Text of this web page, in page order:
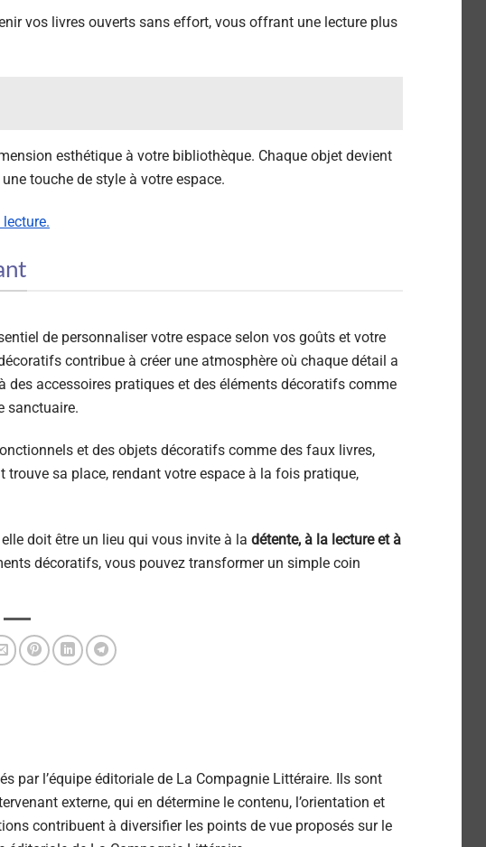
vos livres ouverts sans effort, vous offrant une lecture plus
esthétique à votre bibliothèque. Chaque objet devient
touche de style à votre espace.
de personnaliser votre espace selon vos goûts et votre
contribue à créer une atmosphère où chaque détail a
des accessoires pratiques et des éléments décoratifs comme
sanctuaire.
et des objets décoratifs comme des faux livres,
sa place, rendant votre espace à la fois pratique,
doit être un lieu qui vous invite à la détente, à la lecture et à
décoratifs, vous pouvez transformer un simple coin
par l’équipe éditoriale de La Compagnie Littéraire. Ils sont
externe, qui en détermine le contenu, l’orientation et
contribuent à diversifier les points de vue proposés sur le